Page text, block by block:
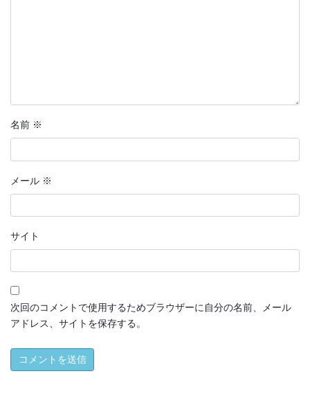
名前 ※
メール ※
サイト
次回のコメントで使用するためブラウザーに自分の名前、メール
アドレス、サイトを保存する。